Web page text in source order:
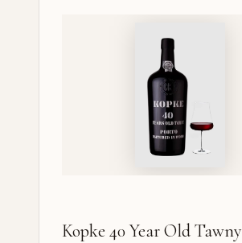
Kopke 40 Year Old Tawny